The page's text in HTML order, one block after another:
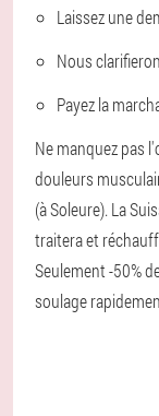
Laissez une
Nous
Payez la
Ne manquez pas
douleurs
(à Soleure). La
traitera et
Seulement -50%
soulage